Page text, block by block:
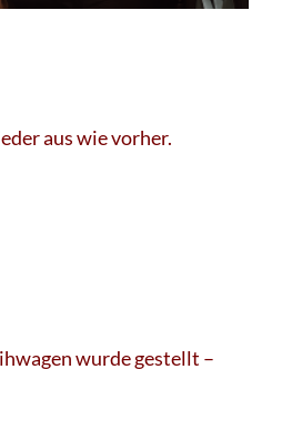
aus wie vorher.
wurde gestellt –